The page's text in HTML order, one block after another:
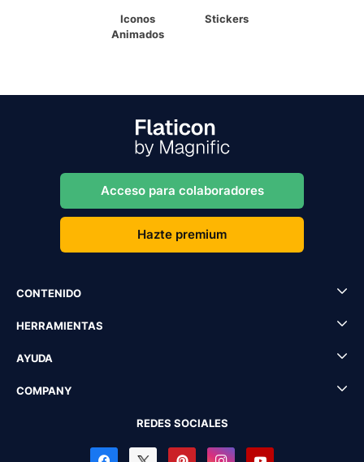
Iconos
Animados
Stickers
Acceso para colaboradores
Hazte premium
CONTENIDO
HERRAMIENTAS
AYUDA
COMPANY
REDES SOCIALES